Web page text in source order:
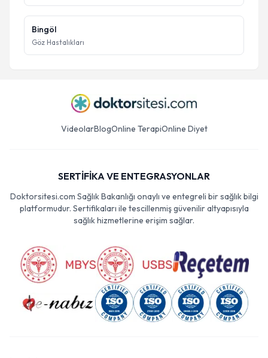
Bingöl
Göz Hastalıkları
VideolarBlogOnline TerapiOnline Diyet
SERTİFİKA VE ENTEGRASYONLAR
Doktorsitesi.com Sağlık Bakanlığı onaylı ve entegreli bir sağlık bilgi
platformudur. Sertifikaları ile tescillenmiş güvenilir altyapısıyla
sağlık hizmetlerine erişim sağlar.